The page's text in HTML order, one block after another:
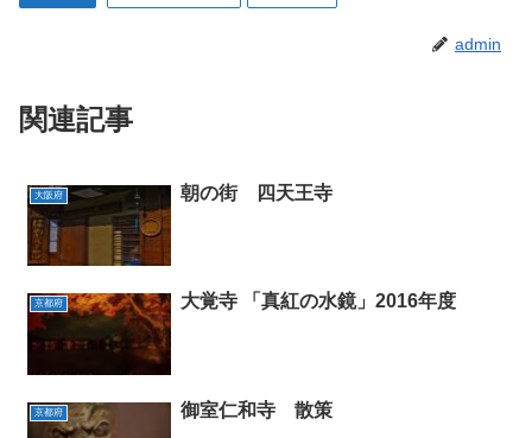
admin
関連記事
大阪府 朝の街 四天王寺
京都府 大覚寺 「真紅の水鏡」2016年度
京都府 御室仁和寺 散策